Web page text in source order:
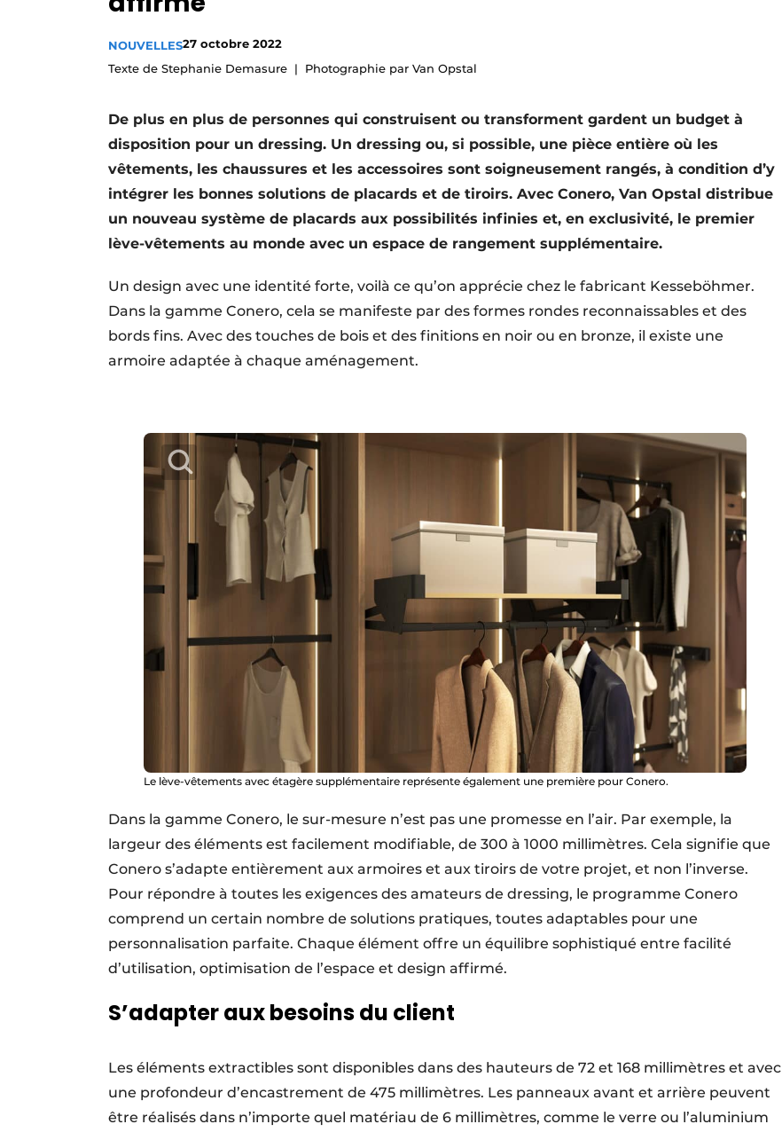
Privacy / Cookie statement
S’inscrire à l’événement
S’inscrire
S’inscrire
Termes et conditions
Video’s
NOUVELLES27 octobre 2022
Texte de Stephanie Demasure
Photographie par Van Opstal
De plus en plus de personnes qui construisent ou transforment gardent un budget à
disposition pour un dressing. Un dressing ou, si possible, une pièce entière où les
vêtements, les chaussures et les accessoires sont soigneusement rangés, à condition d’y
intégrer les bonnes solutions de placards et de tiroirs. Avec Conero, Van Opstal distribue
un nouveau système de placards aux possibilités infinies et, en exclusivité, le premier
lève-vêtements au monde avec un espace de rangement supplémentaire.
Un design avec une identité forte, voilà ce qu’on apprécie chez le fabricant Kesseböhmer.
Dans la gamme Conero, cela se manifeste par des formes rondes reconnaissables et des
bords fins. Avec des touches de bois et des finitions en noir ou en bronze, il existe une
armoire adaptée à chaque aménagement.
Le lève-vêtements avec étagère supplémentaire représente également une première pour Conero.
Dans la gamme Conero, le sur-mesure n’est pas une promesse en l’air. Par exemple, la
largeur des éléments est facilement modifiable, de 300 à 1000 millimètres. Cela signifie que
Conero s’adapte entièrement aux armoires et aux tiroirs de votre projet, et non l’inverse.
Pour répondre à toutes les exigences des amateurs de dressing, le programme Conero
comprend un certain nombre de solutions pratiques, toutes adaptables pour une
personnalisation parfaite. Chaque élément offre un équilibre sophistiqué entre facilité
d’utilisation, optimisation de l’espace et design affirmé.
S’adapter aux besoins du client
Les éléments extractibles sont disponibles dans des hauteurs de 72 et 168 millimètres et avec
une profondeur d’encastrement de 475 millimètres. Les panneaux avant et arrière peuvent
être réalisés dans n’importe quel matériau de 6 millimètres, comme le verre ou l’aluminium